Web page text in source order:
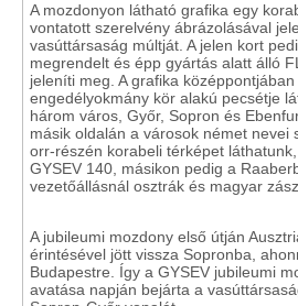
A mozdonyon látható grafika egy
vontatott szerelvény ábrázolásával
vasúttársaság múltját. A jelen kort
megrendelt és épp gyártás alatt álló
jeleníti meg. A grafika
engedélyokmány kör alakú pecsétje
három város, Győr, Sopron és
másik oldalán a városok német nevei
orr-részén korabeli térképet
GYSEV 140, másikon pedig a
vezetőállásnál osztrák és magyar
A jubileumi mozdony első útján
érintésével jött vissza Sopronba,
Budapestre. Így a GYSEV jubileumi
avatása napján bejárta a